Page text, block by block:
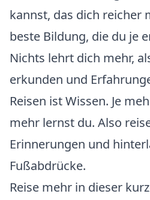
kannst, das dich reicher
beste Bildung, die du je
Nichts lehrt dich mehr,
erkunden und
Reisen ist Wissen. Je
mehr lernst du. Also
Erinnerungen und
Fußabdrücke.
Reise mehr in dieser